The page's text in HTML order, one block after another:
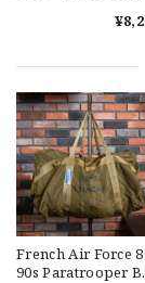
ウォレットチェーン
約45cm
French Air Force
90s Paratrooper